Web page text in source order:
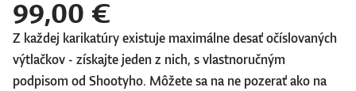
99,00 €
Z každej karikatúry existuje maximálne desať očíslovaných
výtlačkov - získajte jeden z nich, s vlastnoručným
podpisom od Shootyho. Môžete sa na ne pozerať ako na